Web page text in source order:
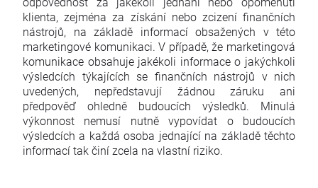
klienta, zejména za získání nebo zcizení finančních
nástrojů, na základě informací obsažených v této
marketingové komunikaci. V případě, že marketingová
komunikace obsahuje jakékoli informace o jakýchkoli
výsledcích týkajících se finančních nástrojů v nich
uvedených, nepředstavují žádnou záruku ani
předpověď ohledně budoucích výsledků. Minulá
výkonnost nemusí nutně vypovídat o budoucích
výsledcích a každá osoba jednající na základě těchto
informací tak činí zcela na vlastní riziko.